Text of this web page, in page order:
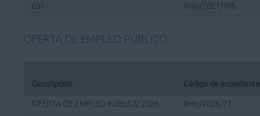
03)
RHU/2021/105
OFERTA DE EMPLEO PÚBLICO
Descripción Código de expediente
OFERTA DE EMPLEO PÚBLICO 2026 RHU/2026/71